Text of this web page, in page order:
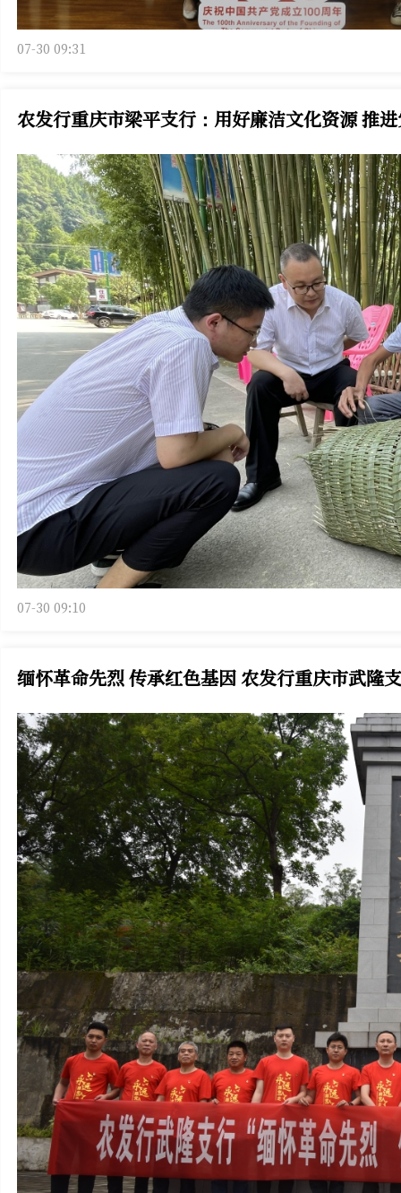
07-30 09:31
农发行重庆市梁平支行：用好廉洁文化资源 推
07-30 09:10
缅怀革命先烈 传承红色基因 农发行重庆市武隆